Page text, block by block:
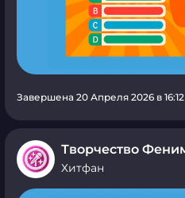
Завершена 20 Апреля 2026 в 16:12
Творчество
Хитфан